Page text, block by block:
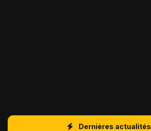
Dernières actualités